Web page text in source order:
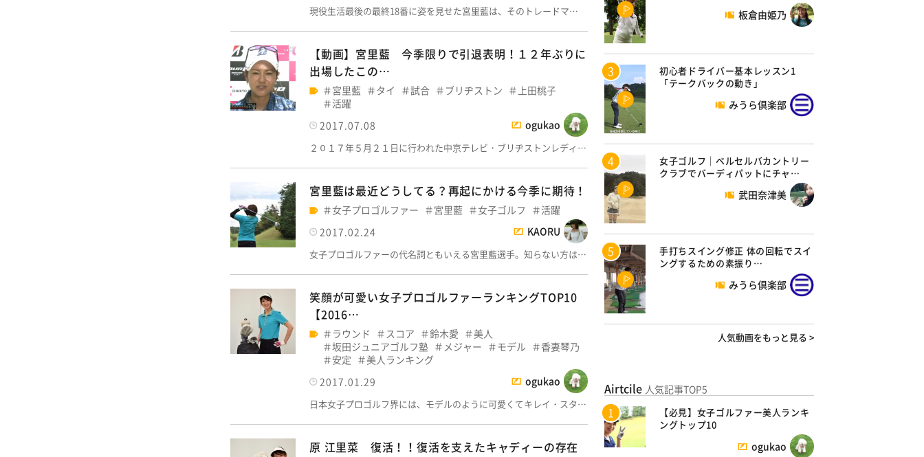
現役生活最後の最終18番に姿を見せた宮里藍は、そのトレードマ…
【動画】宮里藍 今季限りで引退表明！１２年ぶりに
出場したこの…
宮里藍 タイ 試合 ブリヂストン
上田桃子
活躍
2017.07.08
ogukao
２０１７年５月２１日に行われた中京テレビ・ブリヂストンレディ…
宮里藍は最近どうしてる？再起にかける今季に期待！
女子プロゴルファー 宮里藍 女子ゴルフ
活躍
2017.02.24
KAORU
女子プロゴルファーの代名詞ともいえる宮里藍選手。知らない方は…
笑顔が可愛い女子プロゴルファーランキングTOP10
【2016…
ラウンド スコア 鈴木愛
美人
坂田ジュニアゴルフ塾
メジャー モデル
香妻琴乃
安定
美人ランキング
2017.01.29
ogukao
日本女子プロゴルフ界には、モデルのように可愛くてキレイ・スタ…
原 江里菜 復活！！復活を支えたキャディーの存在
板倉由姫乃
初心者ドライバー基本レッスン1
「テークバックの動き」
みうら倶楽部
女子ゴルフ｜ベルセルバカントリー
クラブでバーディパットにチャ…
武田奈津美
手打ちスイング修正 体の回転でスイ
ングするための素振り…
みうら倶楽部
人気動画をもっと見る >
Airtcile 人気記事TOP5
【必見】女子ゴルファー美人ランキ
ングトップ10
ogukao